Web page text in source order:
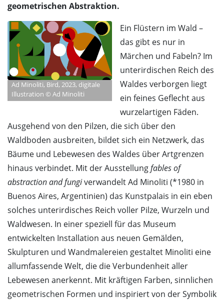
geometrischen Abstraktion.
Ad Minoliti, Bird, 2023, digitale
Illustration © Ad Minoliti
Ein Flüstern im Wald –
das gibt es nur in
Märchen und Fabeln? Im
unterirdischen Reich des
Waldes verborgen liegt
ein feines Geflecht aus
wurzelartigen Fäden.
Ausgehend von den Pilzen, die sich über den
Waldboden ausbreiten, bildet sich ein Netzwerk, das
Bäume und Lebewesen des Waldes über Artgrenzen
hinaus verbindet. Mit der Ausstellungfables of
abstraction and fungiverwandelt Ad Minoliti (*1980 in
Buenos Aires, Argentinien) das Kunstpalais in ein eben
solches unterirdisches Reich voller Pilze, Wurzeln und
Waldwesen. In einer speziell für das Museum
entwickelten Installation aus neuen Gemälden,
Skulpturen und Wandmalereien gestaltet Minoliti eine
allumfassende Welt, die die Verbundenheit aller
Lebewesen anerkennt. Mit kräftigen Farben, sinnlichen
geometrischen Formen und inspiriert von der Symbolik